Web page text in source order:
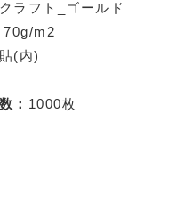
クラフト_ゴールド
70g/m2
(内)
： 1000枚